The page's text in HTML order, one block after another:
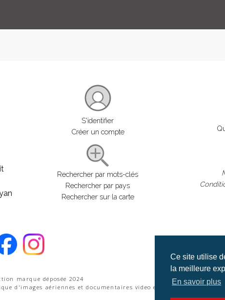
Ce site utilise
la meilleure
En savoir plus
S'identifier
Créer un compte
Rechercher par mots-clés
Rechercher par pays
Rechercher sur la carte
marque déposée 2024
d'images aériennes et documentaires video et cinéma |